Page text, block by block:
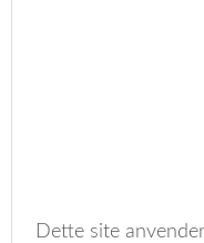
Dette site